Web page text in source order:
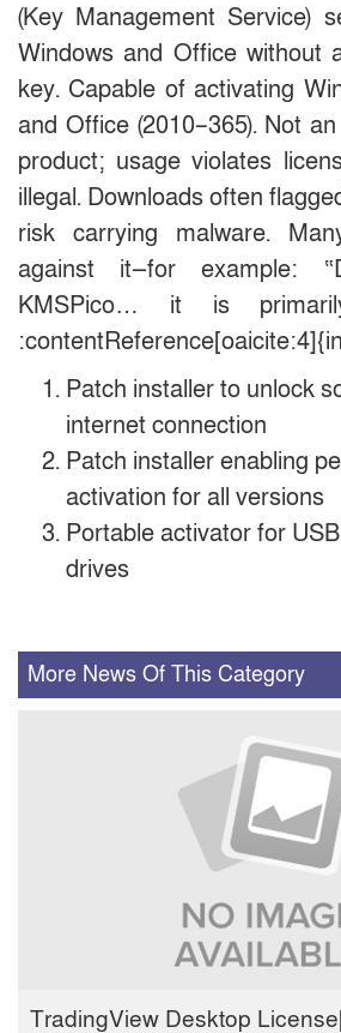
(Key Management Service)
Windows and Office without
key. Capable of activating
and Office (2010–365). Not
product; usage violates
illegal. Downloads often
risk carrying malware.
against it—for example:
KMSPico… it is
Patch installer to unlock
internet connection
Patch installer enabling
activation for all versions
Portable activator for
drives
More News Of This Category
TradingView Desktop